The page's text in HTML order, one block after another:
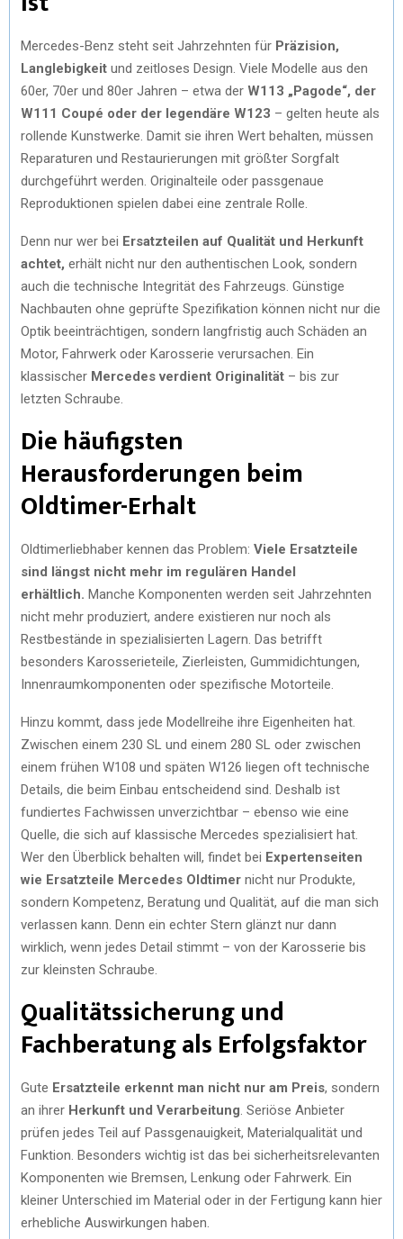
Mercedes-Benz steht seit Jahrzehnten für Präzision,
Langlebigkeit und zeitloses Design. Viele Modelle aus den
60er, 70er und 80er Jahren – etwa der W113 „Pagode“, der
W111 Coupé oder der legendäre W123 – gelten heute als
rollende Kunstwerke. Damit sie ihren Wert behalten, müssen
Reparaturen und Restaurierungen mit größter Sorgfalt
durchgeführt werden. Originalteile oder passgenaue
Reproduktionen spielen dabei eine zentrale Rolle.
Denn nur wer bei Ersatzteilen auf Qualität und Herkunft
achtet, erhält nicht nur den authentischen Look, sondern
auch die technische Integrität des Fahrzeugs. Günstige
Nachbauten ohne geprüfte Spezifikation können nicht nur die
Optik beeinträchtigen, sondern langfristig auch Schäden an
Motor, Fahrwerk oder Karosserie verursachen. Ein
klassischer Mercedes verdient Originalität – bis zur
letzten Schraube.
Die häufigsten
Herausforderungen beim
Oldtimer-Erhalt
Oldtimerliebhaber kennen das Problem: Viele Ersatzteile
sind längst nicht mehr im regulären Handel
erhältlich. Manche Komponenten werden seit Jahrzehnten
nicht mehr produziert, andere existieren nur noch als
Restbestände in spezialisierten Lagern. Das betrifft
besonders Karosserieteile, Zierleisten, Gummidichtungen,
Innenraumkomponenten oder spezifische Motorteile.
Hinzu kommt, dass jede Modellreihe ihre Eigenheiten hat.
Zwischen einem 230 SL und einem 280 SL oder zwischen
einem frühen W108 und späten W126 liegen oft technische
Details, die beim Einbau entscheidend sind. Deshalb ist
fundiertes Fachwissen unverzichtbar – ebenso wie eine
Quelle, die sich auf klassische Mercedes spezialisiert hat.
Wer den Überblick behalten will, findet bei Expertenseiten
wie Ersatzteile Mercedes Oldtimer nicht nur Produkte,
sondern Kompetenz, Beratung und Qualität, auf die man sich
verlassen kann. Denn ein echter Stern glänzt nur dann
wirklich, wenn jedes Detail stimmt – von der Karosserie bis
zur kleinsten Schraube.
Qualitätssicherung und
Fachberatung als Erfolgsfaktor
Gute Ersatzteile erkennt man nicht nur am Preis, sondern
an ihrer Herkunft und Verarbeitung . Seriöse Anbieter
prüfen jedes Teil auf Passgenauigkeit, Materialqualität und
Funktion. Besonders wichtig ist das bei sicherheitsrelevanten
Komponenten wie Bremsen, Lenkung oder Fahrwerk. Ein
kleiner Unterschied im Material oder in der Fertigung kann hier
erhebliche Auswirkungen haben.